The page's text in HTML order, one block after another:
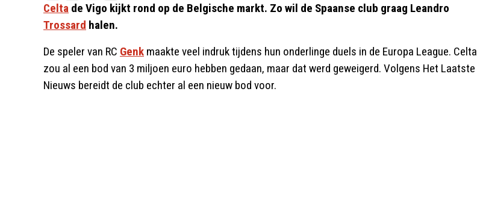
Celta de Vigo kijkt rond op de Belgische markt. Zo wil de Spaanse club graag Leandro
Trossard halen.
De speler van RC Genk maakte veel indruk tijdens hun onderlinge duels in de Europa League. Celta
zou al een bod van 3 miljoen euro hebben gedaan, maar dat werd geweigerd. Volgens Het Laatste
Nieuws bereidt de club echter al een nieuw bod voor.